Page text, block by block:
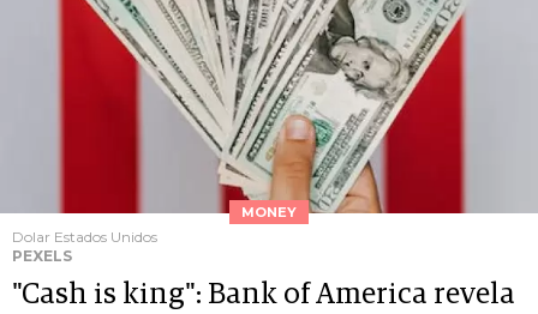
MONEY
Dolar Estados Unidos
PEXELS
"Cash is king": Bank of America revela